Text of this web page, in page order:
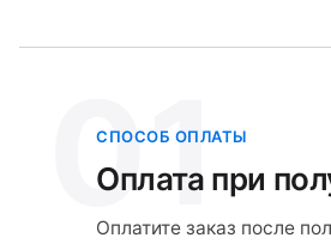
01
СПОСОБ ОПЛАТЫ
Оплата при
Оплатите заказ после